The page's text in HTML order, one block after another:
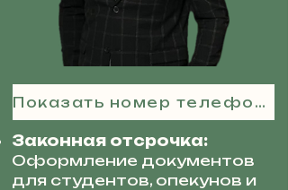
Показать номер телефона
Законная отсрочка:
Оформление документов
для студентов, опекунов и